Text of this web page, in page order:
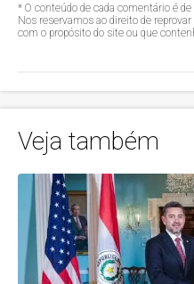
* O conteúdo de cada comentário é
Nos reservamos ao direito de
com o propósito do site ou que
Veja também